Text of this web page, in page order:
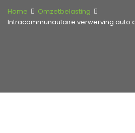
Home
Omzetbelasting
Intracommunautaire verwerving auto